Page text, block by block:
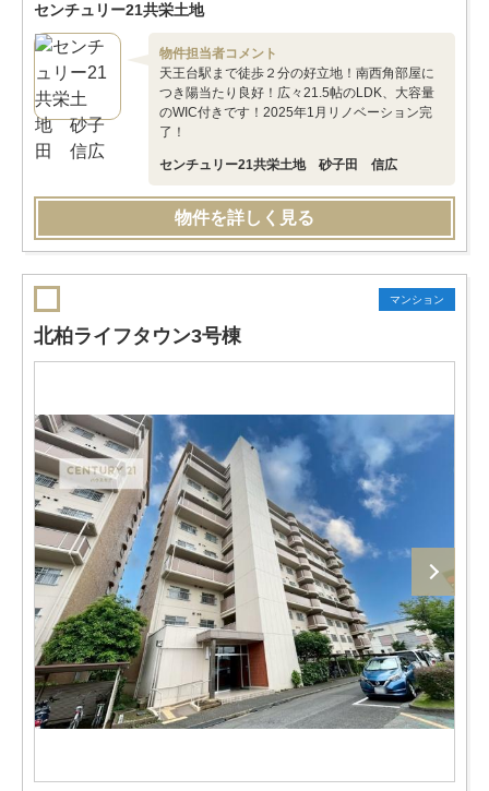
センチュリー21共栄土地
物件担当者コメント
天王台駅まで徒歩２分の好立地！南西角部屋に
つき陽当たり良好！広々21.5帖のLDK、大容量
のWIC付きです！2025年1月リノベーション完
了！
センチュリー21共栄土地 砂子田 信広
物件を詳しく見る
マンション
北柏ライフタウン3号棟